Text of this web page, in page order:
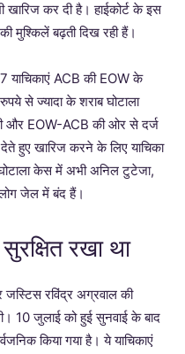
खारिज कर दी है। हाईकोर्ट के इस
मुश्किलें बढ़ती दिख रही हैं।
याचिकाएं ACB की EOW के
से ज्यादा के शराब घोटाला
और EOW-ACB की ओर से दर्ज
हुए खारिज करने के लिए याचिका
केस में अभी अनिल टुटेजा,
जेल में बंद हैं।
रखा था
जस्टिस रविंद्र अग्रवाल की
10 जुलाई को हुई सुनवाई के बाद
किया गया है। ये याचिकाएं